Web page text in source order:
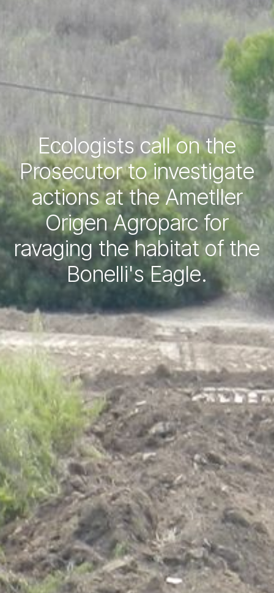
Ecologists call on the
Prosecutor to investigate
actions at the Ametller
Origen Agroparc for
ravaging the habitat of the
Bonelli's Eagle.